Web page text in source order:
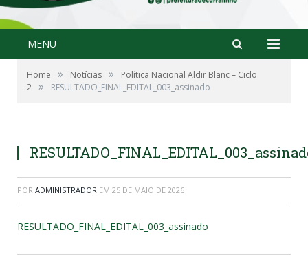
MENU
Home » Notícias »
Política Nacional Aldir Blanc – Ciclo
2 » RESULTADO_FINAL_EDITAL_003_assinado
POR ADMINISTRADOR EM 25 DE MAIO DE 2026
RESULTADO_FINAL_EDITAL_003_assinado